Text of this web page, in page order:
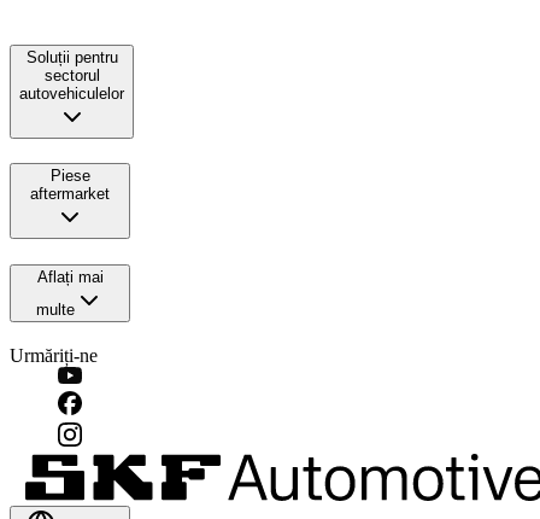
Soluții pentru
sectorul
autovehiculelor
Piese
aftermarket
Aflați mai
multe
Urmăriți-ne